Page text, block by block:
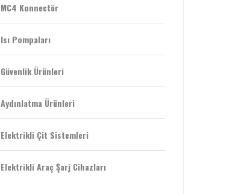
MC4 Konnectör
Isı Pompaları
Güvenlik Ürünleri
Aydınlatma Ürünleri
Elektrikli Çit Sistemleri
Elektrikli Araç Şarj Cihazları